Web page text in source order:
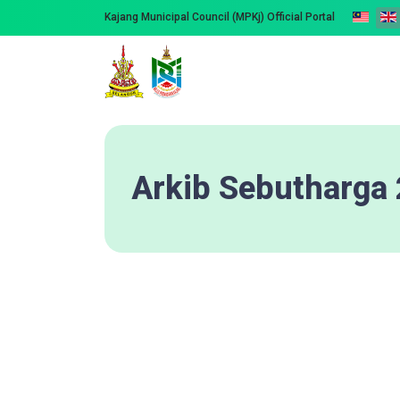
Kajang Municipal Council (MPKj) Official Portal
Arkib Sebutharga